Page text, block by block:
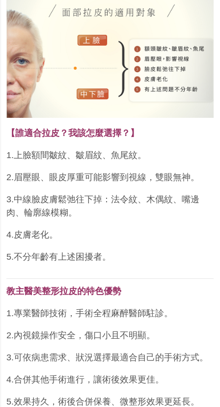
【誰適合拉皮？我該怎麼選擇？】
1.上臉額間皺紋、皺眉紋、魚尾紋。
2.眉壓眼、眼皮厚重可能影響到視線，雙眼無神。
3.中線臉皮膚鬆弛往下掉：法令紋、木偶紋、嘴邊
肉、輪廓線模糊。
4.皮膚老化。
5.不分年齡有上述困擾者。
教主醫美整形拉皮的特色優勢
1.專業醫師技術，手術全程麻醉醫師駐診。
2.內視鏡操作安全，傷口小且不明顯。
3.可依病患需求、狀況選擇最適合自己的手術方式。
4.合併其他手術進行，讓術後效果更佳。
5.效果持久，術後合併保養、微整形效果更延長。